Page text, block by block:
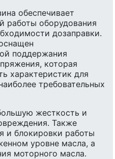
обеспечивает
работы оборудования
дозаправки.
поддержания
которая
характеристик для
требовательных
жесткость и
Также
и блокировки работы
уровне масла, а
моторного масла.